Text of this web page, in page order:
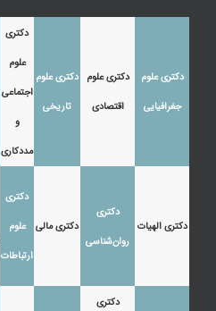
دکتری علوم
جغرافیایی
دکتری علوم
اقتصادی
دکتری علوم
تاریخی
دکتری
علوم
اجتماعی
و
مددکاری
دکتری الهیات
دکتری
روان‌شناسی
دکتری مالی
دکتری
علوم
ارتباطات
دکتری